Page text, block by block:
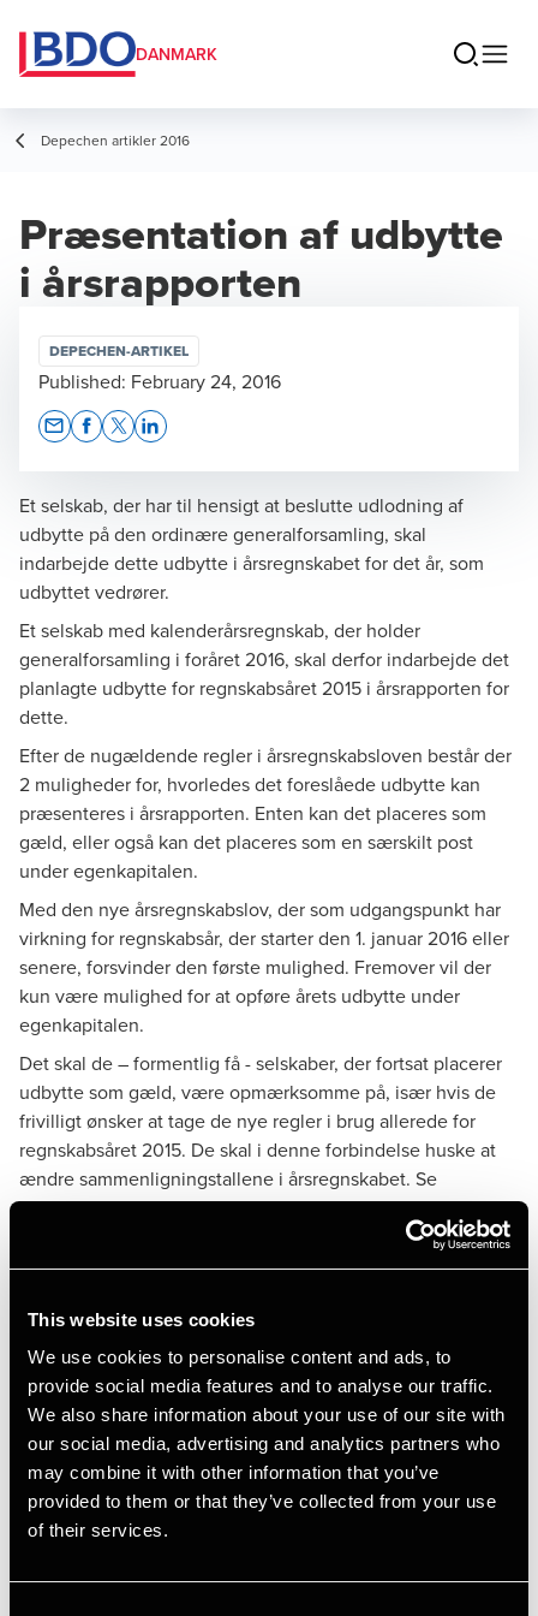
This website uses cookies
We use cookies to personalise content and ads, to
provide social media features and to analyse our traffic.
We also share information about your use of our site with
our social media, advertising and analytics partners who
may combine it with other information that you’ve
provided to them or that they’ve collected from your use
of their services.
DANMARK
Depechen artikler 2016
Præsentation af udbytte
i årsrapporten
Et selskab, der har til hensigt at beslutte udlodning af
udbytte på den ordinære generalforsamling, skal
indarbejde dette udbytte i årsregnskabet for det år, som
udbyttet vedrører.
Et selskab med kalenderårsregnskab, der holder
generalforsamling i foråret 2016, skal derfor indarbejde det
planlagte udbytte for regnskabsåret 2015 i årsrapporten for
dette.
Efter de nugældende regler i årsregnskabsloven består der
2 muligheder for, hvorledes det foreslåede udbytte kan
præsenteres i årsrapporten. Enten kan det placeres som
gæld, eller også kan det placeres som en særskilt post
under egenkapitalen.
Med den nye årsregnskabslov, der som udgangspunkt har
virkning for regnskabsår, der starter den 1. januar 2016 eller
senere, forsvinder den første mulighed. Fremover vil der
kun være mulighed for at opføre årets udbytte under
egenkapitalen.
Det skal de – formentlig få - selskaber, der fortsat placerer
udbytte som gæld, være opmærksomme på, især hvis de
frivilligt ønsker at tage de nye regler i brug allerede for
regnskabsåret 2015. De skal i denne forbindelse huske at
ændre sammenligningstallene i årsregnskabet. Se
eventuelt mere om muligheden for at bruge de nye regler
allerede for regnskabsåret 2015 i vores artikel om
overgangsreglerne i Depechen 2015, nr. 21.
Udbytte, der er vedtaget på en generalforsamling i 2015
eller tidligere, men som ikke var udbetalt ved
regnskabsårets udløb, skal optages som gæld.
Er der i det forgangne regnskabsår truffet beslutning om
udlodning af ekstraordinært udbytte, skal også dette
udbytte fremgå af resultatdisponeringen i årsregnskabet.
Hvis der på generalforsamlingen tillige stilles forslag om
udlodning af ordinært udbytte, skal der være to linjer i
DEPECHEN-ARTIKEL
Published: February 24, 2016